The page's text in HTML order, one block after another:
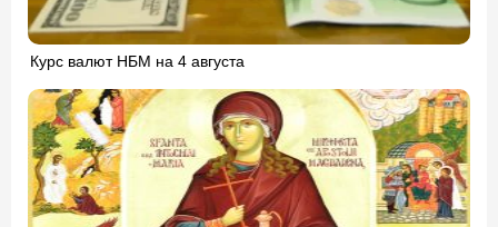
Курс валют НБМ на 4 августа